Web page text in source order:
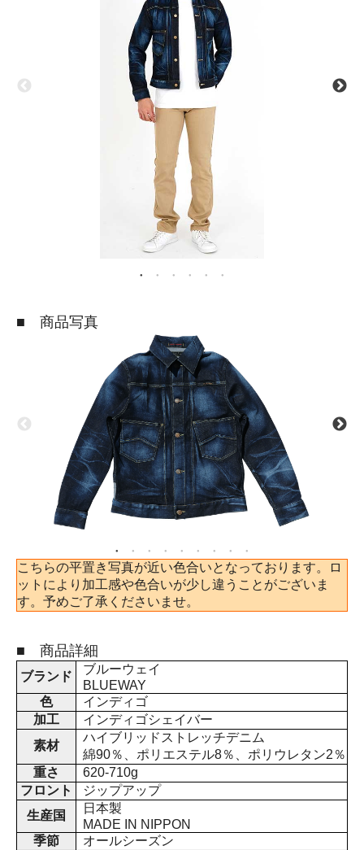
■ 商品写真
こちらの平置き写真が近い色合いとなっております。ロ
ットにより加工感や色合いが少し違うことがございま
す。予めご了承くださいませ。
■ 商品詳細
ブランド
ブルーウェイ
BLUEWAY
色
インディゴ
加工
インディゴシェイバー
素材
ハイブリッドストレッチデニム
綿90％、ポリエステル8％、ポリウレタン2％
重さ
620-710g
フロント
ジップアップ
生産国
日本製
MADE IN NIPPON
季節
オールシーズン